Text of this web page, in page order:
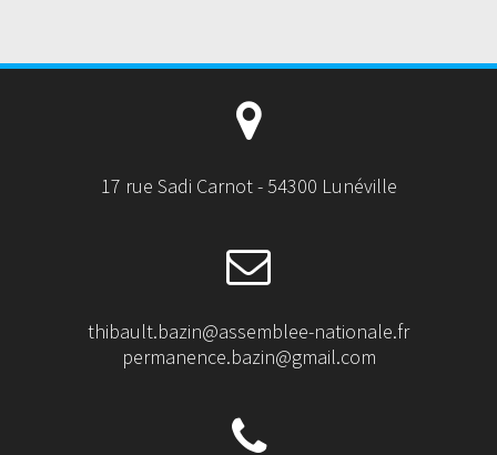
17 rue Sadi Carnot - 54300 Lunéville
thibault.bazin@assemblee-nationale.fr
permanence.bazin@gmail.com